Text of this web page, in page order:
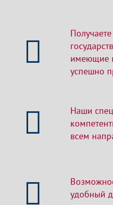
имеющие
успешно
Наши
всем
удобный